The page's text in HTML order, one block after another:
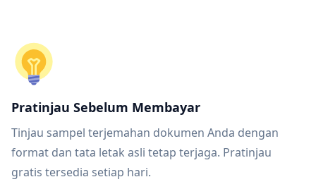
Pratinjau Sebelum Membayar
Tinjau sampel terjemahan dokumen Anda dengan
format dan tata letak asli tetap terjaga. Pratinjau
gratis tersedia setiap hari.